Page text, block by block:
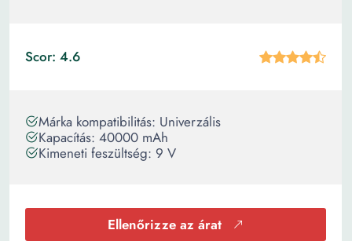
Scor: 4.6
Márka kompatibilitás: Univerzális
Kapacítás: 40000 mAh
Kimeneti feszültség: 9 V
Ellenőrizze az árat